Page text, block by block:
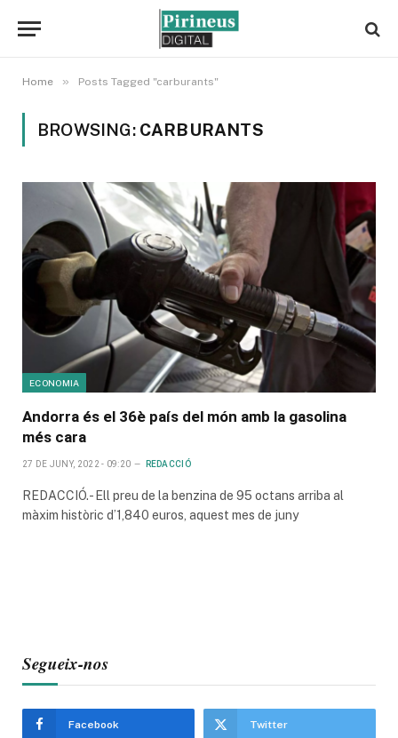
Home » Posts Tagged "carburants"
BROWSING: CARBURANTS
ECONOMIA
Andorra és el 36è país del món amb la gasolina
més cara
27 DE JUNY, 2022 - 09:20 REDACCIÓ
REDACCIÓ.- Ell preu de la benzina de 95 octans arriba al
màxim històric d’1,840 euros, aquest mes de juny
Segueix-nos
Facebook Twitter